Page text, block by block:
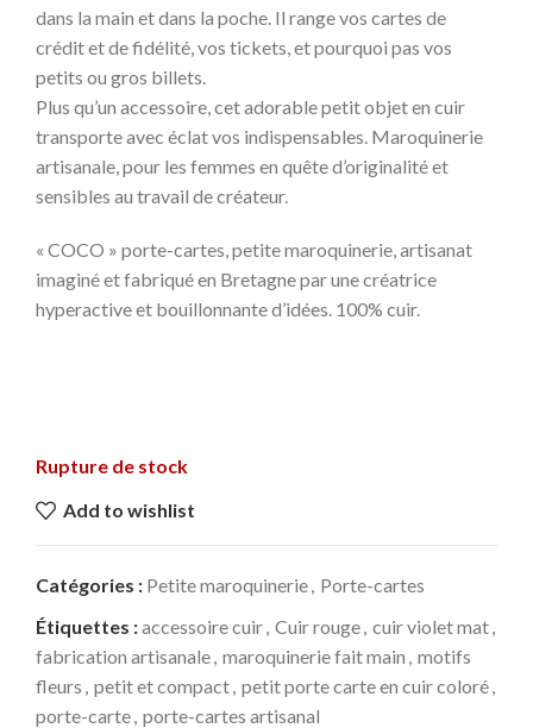
dans la main et dans la poche. Il range vos cartes de
crédit et de fidélité, vos tickets, et pourquoi pas vos
petits ou gros billets.
Plus qu’un accessoire, cet adorable petit objet en cuir
transporte avec éclat vos indispensables. Maroquinerie
artisanale, pour les femmes en quête d’originalité et
sensibles au travail de créateur.
« COCO » porte-cartes, petite maroquinerie, artisanat
imaginé et fabriqué en Bretagne par une créatrice
hyperactive et bouillonnante d’idées. 100% cuir.
Rupture de stock
Add to wishlist
Catégories : Petite maroquinerie Porte-cartes
Étiquettes :accessoire cuir Cuir rouge cuir violet mat
fabrication artisanale maroquinerie fait main motifs
fleurs petit et compact petit porte carte en cuir coloré
porte-carte porte-cartes artisanal